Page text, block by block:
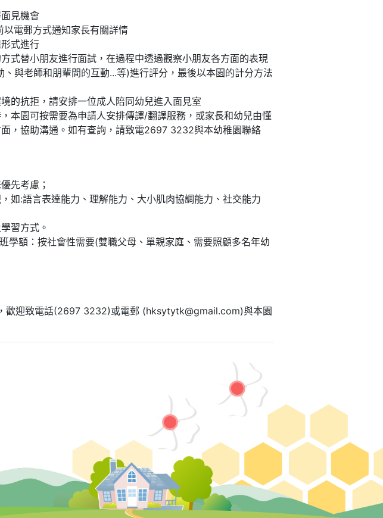
見機會
電郵方式通知家長有關詳情
式進行
式替小朋友進行面試，在過程中透過觀察小朋友各方面的表現
、與老師和朋輩間的互動...等)進行評分，最後以本園的計分方法
的抗拒，請安排一位成人陪同幼兒進入面見室
本園可按需要為申請人安排傳譯/翻譯服務，或家長和幼兒由懂
，協助溝通。如有查詢，請致電2697 3232與本幼稚園聯絡
先考慮；
如:語言表達能力、理解能力、大小肌肉協調能力、社交能力
習方式。
學額：按社會性需要(雙職父母、單親家庭、需要照顧多名年幼
歡迎致電話(2697 3232)或電郵 (hksytytk@gmail.com)與本園